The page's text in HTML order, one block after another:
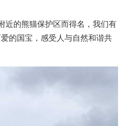
近的熊猫保护区而得名，我们有
的国宝，感受人与自然和谐共